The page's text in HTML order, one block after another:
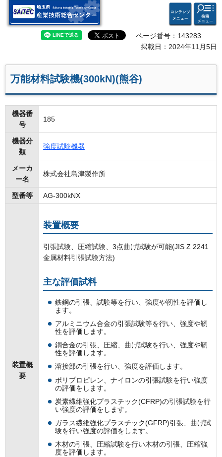
埼玉県 産業技術総合セン
コンテ
ンツメ
ニュー
検索・
共通メ
ニュー
ページ番号：143283
掲載日：2024年11月5日
万能材料試験機(300kN)(熊谷)
機器番
号
185
機器分
類
強度試験機器
メーカ
ー名
株式会社島津製作所
型番等 AG-300kNX
装置概
要
装置概要
引張試験、圧縮試験、3点曲げ試験が可能(JIS Z 2241
金属材料引張試験方法)
主な評価試料
鉄鋼の引張、試験等を行い、強度や靭性を評価し
ます。
アルミニウム合金の引張試験等を行い、強度や靭
性を評価します。
銅合金の引張、圧縮、曲げ試験を行い、強度や靭
性を評価します。
溶接部の引張を行い、強度を評価します。
ポリプロピレン、ナイロンの引張試験を行い強度
の評価をします。
炭素繊維強化プラスチック(CFRP)の引張試験を行
い強度の評価をします。
ガラス繊維強化プラスチック(GFRP)引張、曲げ試
験を行い強度の評価をします。
木材の引張、圧縮試験を行い木材の引張、圧縮強
度を評価します。